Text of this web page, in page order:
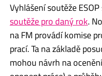
Vyhlášení soutěže ESOP
soutěže pro daný rok.
na FM provádí komise
prací. Ta na základě
mohou návrh na